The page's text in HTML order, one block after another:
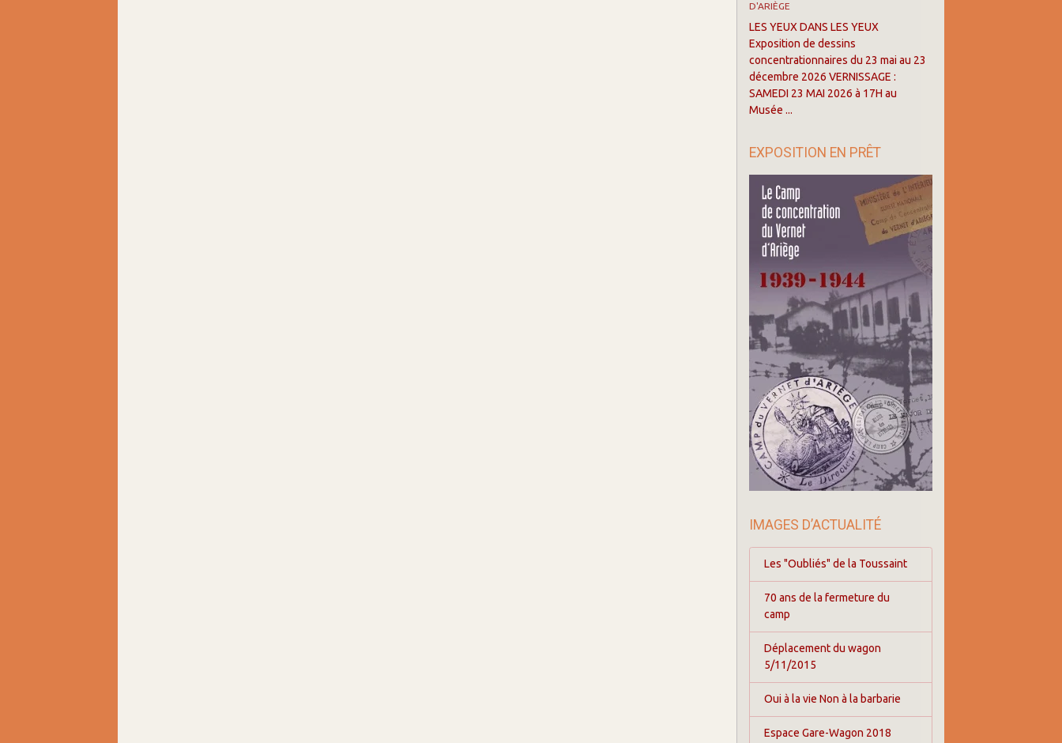
D'ARIÈGE
LES YEUX DANS LES YEUX
Exposition de dessins
concentrationnaires du 23 mai au 23
décembre 2026 VERNISSAGE :
SAMEDI 23 MAI 2026 à 17H au
Musée ...
EXPOSITION EN PRÊT
IMAGES D’ACTUALITÉ
Les "Oubliés" de la Toussaint
70 ans de la fermeture du
camp
Déplacement du wagon
5/11/2015
Oui à la vie Non à la barbarie
Espace Gare-Wagon 2018